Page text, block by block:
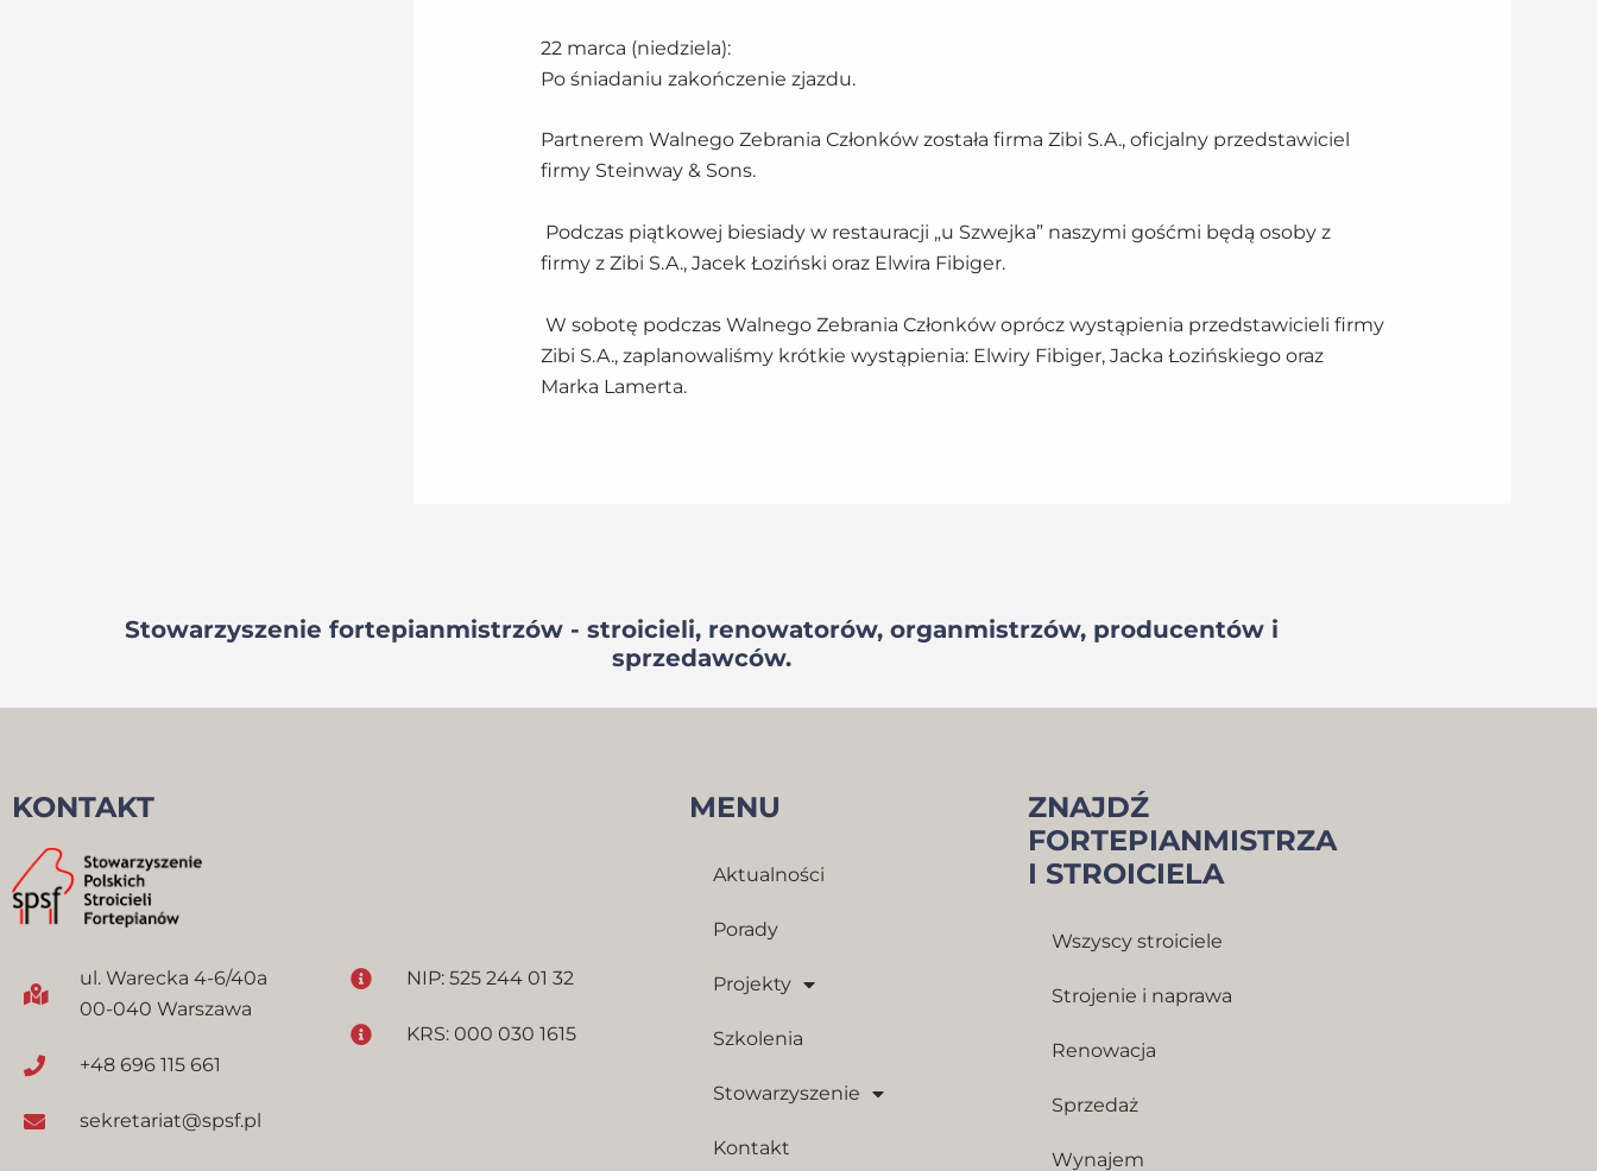
22 marca (niedziela):
Po śniadaniu zakończenie zjazdu.
Partnerem Walnego Zebrania Członków została firma Zibi S.A., oficjalny przedstawiciel
firmy Steinway & Sons.
Podczas piątkowej biesiady w restauracji „u Szwejka” naszymi gośćmi będą osoby z
firmy z Zibi S.A., Jacek Łoziński oraz Elwira Fibiger.
W sobotę podczas Walnego Zebrania Członków oprócz wystąpienia przedstawicieli firmy
Zibi S.A., zaplanowaliśmy krótkie wystąpienia: Elwiry Fibiger, Jacka Łozińskiego oraz
Marka Lamerta.
Stowarzyszenie fortepianmistrzów - stroicieli, renowatorów, organmistrzów, producentów i
sprzedawców.
KONTAKT
ul. Warecka 4-6/40a
00-040 Warszawa
+48 696 115 661
sekretariat@spsf.pl
NIP: 525 244 01 32
KRS: 000 030 1615
MENU
Aktualności
Porady
Projekty
Szkolenia
Stowarzyszenie
Kontakt
ZNAJDŹ
FORTEPIANMISTRZA
I STROICIELA
Wszyscy stroiciele
Strojenie i naprawa
Renowacja
Sprzedaż
Wynajem